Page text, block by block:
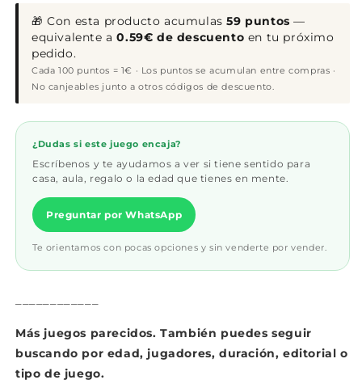
🎁 Con esta producto acumulas59 puntos —
equivalente a0.59€ de descuento en tu próximo
pedido.
Cada 100 puntos = 1€ · Los puntos se acumulan entre compras ·
No canjeables junto a otros códigos de descuento.
¿Dudas si este juego encaja?
Escríbenos y te ayudamos a ver si tiene sentido para
casa, aula, regalo o la edad que tienes en mente.
Preguntar por WhatsApp
Te orientamos con pocas opciones y sin venderte por vender.
Más juegos parecidos. También puedes seguir
buscando por edad, jugadores, duración, editorial o
tipo de juego.